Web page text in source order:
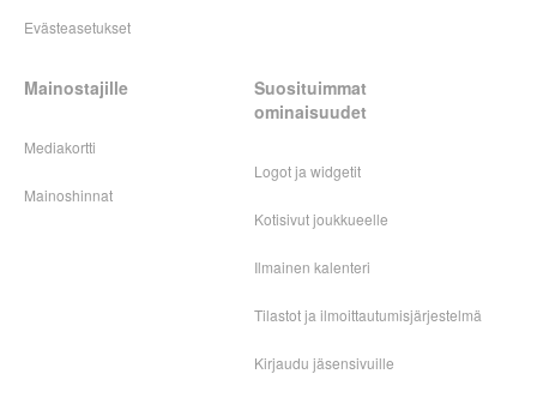
Evästeasetukset
Mainostajille
Mediakortti
Mainoshinnat
Suosituimmat
ominaisuudet
Logot ja widgetit
Kotisivut joukkueelle
Ilmainen kalenteri
Tilastot ja ilmoittautumisjärjestelmä
Kirjaudu jäsensivuille